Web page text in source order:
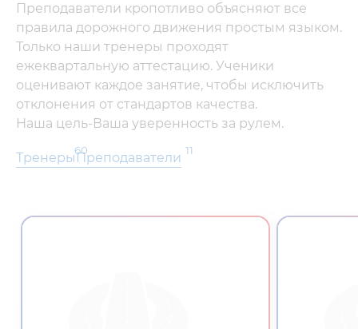
Преподаватели кропотливо объясняют все
правила дорожного движения простым языком.
Только наши тренеры проходят
ежеквартальную аттестацию. Ученики
оценивают каждое занятие, чтобы исключить
отклонения от стандартов качества.
Наша цель-Ваша уверенность за рулем.
Тренеры60
Преподаватели 11